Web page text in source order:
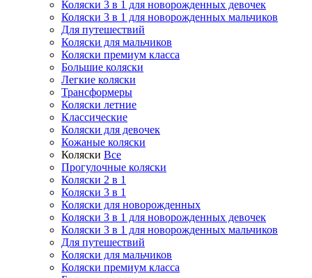
Коляски 3 в 1 для новорожденных девочек
Коляски 3 в 1 для новорожденных мальчиков
Для путешествий
Коляски для мальчиков
Коляски премиум класса
Большие коляски
Легкие коляски
Трансформеры
Коляски летние
Классические
Коляски для девочек
Кожаные коляски
Коляски Все
Прогулочные коляски
Коляски 2 в 1
Коляски 3 в 1
Коляски для новорожденных
Коляски 3 в 1 для новорожденных девочек
Коляски 3 в 1 для новорожденных мальчиков
Для путешествий
Коляски для мальчиков
Коляски премиум класса